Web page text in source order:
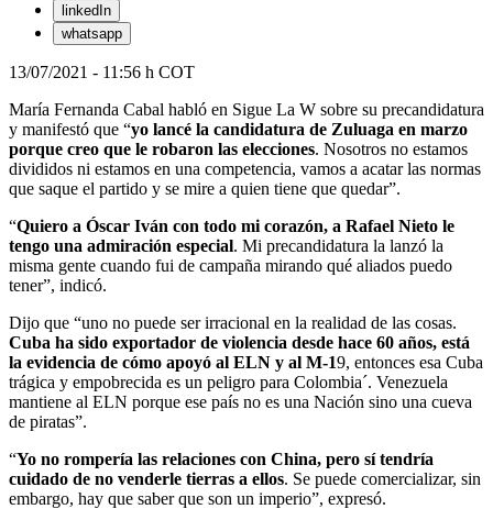
linkedIn
whatsapp
13/07/2021 - 11:56 h COT
María Fernanda Cabal habló en Sigue La W sobre su precandidatura
y manifestó que “yo lancé la candidatura de Zuluaga en marzo
porque creo que le robaron las elecciones. Nosotros no estamos
divididos ni estamos en una competencia, vamos a acatar las normas
que saque el partido y se mire a quien tiene que quedar”.
“Quiero a Óscar Iván con todo mi corazón, a Rafael Nieto le
tengo una admiración especial. Mi precandidatura la lanzó la
misma gente cuando fui de campaña mirando qué aliados puedo
tener”, indicó.
Dijo que “uno no puede ser irracional en la realidad de las cosas.
Cuba ha sido exportador de violencia desde hace 60 años, está
la evidencia de cómo apoyó al ELN y al M-19, entonces esa Cuba
trágica y empobrecida es un peligro para Colombia´. Venezuela
mantiene al ELN porque ese país no es una Nación sino una cueva
de piratas”.
“Yo no rompería las relaciones con China, pero sí tendría
cuidado de no venderle tierras a ellos. Se puede comercializar, sin
embargo, hay que saber que son un imperio”, expresó.